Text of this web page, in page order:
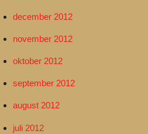
december 2012
november 2012
oktober 2012
september 2012
august 2012
juli 2012